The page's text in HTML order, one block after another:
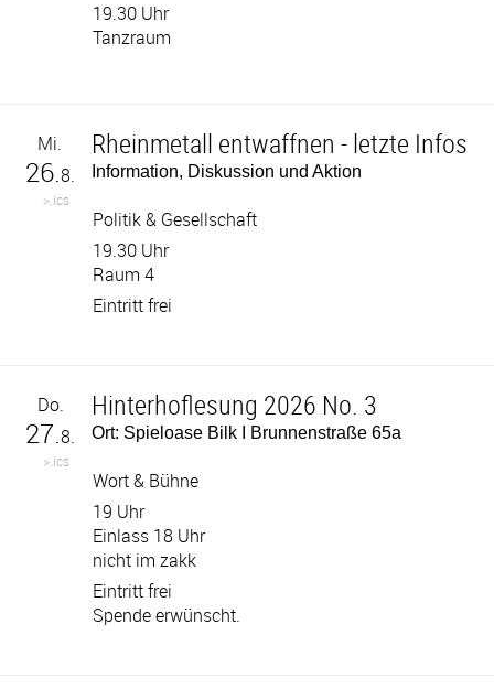
19.30 Uhr
Tanzraum
Mi.
26.8.
>.ics
Rheinmetall entwaffnen - letzte Infos
Information, Diskussion und Aktion
Politik & Gesellschaft
19.30 Uhr
Raum 4
Eintritt frei
Do.
27.8.
>.ics
Hinterhoflesung 2026 No. 3
Ort: Spieloase Bilk I Brunnenstraße 65a
Wort & Bühne
19 Uhr
Einlass 18 Uhr
nicht im zakk
Eintritt frei
Spende erwünscht.